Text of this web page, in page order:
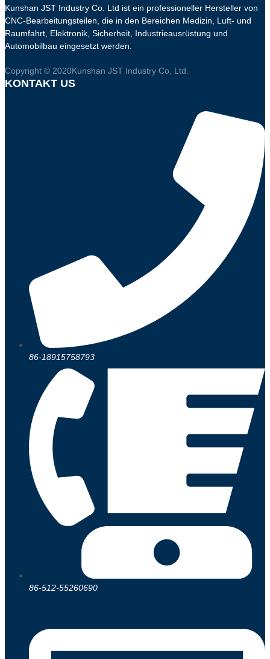
Kunshan JST Industry Co. Ltd ist ein professioneller Hersteller von
CNC-Bearbeitungsteilen, die in den Bereichen Medizin, Luft- und
Raumfahrt, Elektronik, Sicherheit, Industrieausrüstung und
Automobilbau eingesetzt werden.
Copyright © 2020Kunshan JST Industry Co, Ltd.
KONTAKT US
86-18915758793
86-512-55260690